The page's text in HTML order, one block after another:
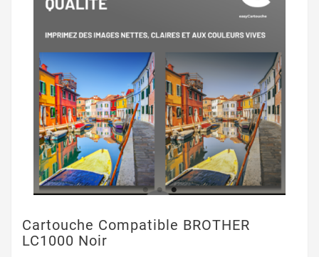
Cartouche Compatible BROTHER
LC1000 Noir